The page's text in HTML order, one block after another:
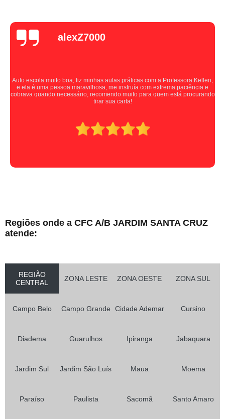
alexZ7000
Auto escola muito boa, fiz minhas aulas práticas com a Professora Kellen,
e ela é uma pessoa maravilhosa, me instruía com extrema paciência e
cobrava quando necessário, recomendo muito para quem está procurando
tirar sua carta!
Regiões onde a CFC A/B JARDIM SANTA CRUZ
atende:
REGIÃO
CENTRAL
ZONA LESTE ZONA OESTE ZONA SUL
Campo Belo Campo Grande Cidade Ademar Cursino
Diadema Guarulhos Ipiranga Jabaquara
Jardim Sul Jardim São Luís Maua Moema
Paraíso Paulista Sacomã Santo Amaro